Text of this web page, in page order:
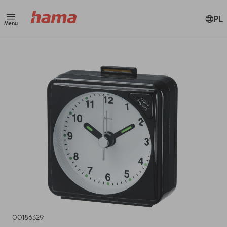
Menu PL
00186329